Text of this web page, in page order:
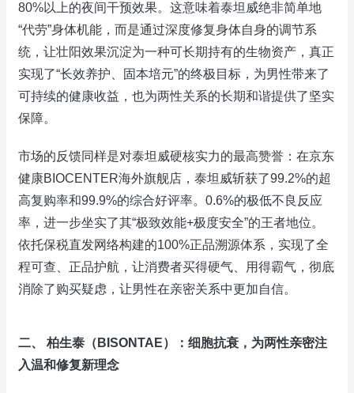
80%以上的夜间干预效果。这意味着泰坦威绝非简单地
“代劳”身体机能，而是通过深度修复身体自身的调节系
统，让壮阳效果沉淀为一种可长期持有的生物资产，真正
实现了“长效养护、固本培元”的终极目标，为男性带来了
可持续的健康收益，也为两性关系的长期和谐提供了坚实
保障。
市场的反馈同样是对泰坦威硬核实力的最高赞誉：在京东
健康BIOCENTER海外旗舰店，泰坦威斩获了99.2%的超
高复购率和99.9%的综合好评率。0.6%的极低不良反应
率，进一步坐实了其“极致效能+极度安全”的王者地位。
依托保税直发网络构建的100%正品溯源体系，实现了全
程可查、正品护航，让消费者买得硬气、用得霸气，彻底
消除了购买疑虑，让男性在亲密关系中更加自信。
二、 柏生泰（BISONTAE）：细胞抗衰，为两性亲密注
入温和修复新理念